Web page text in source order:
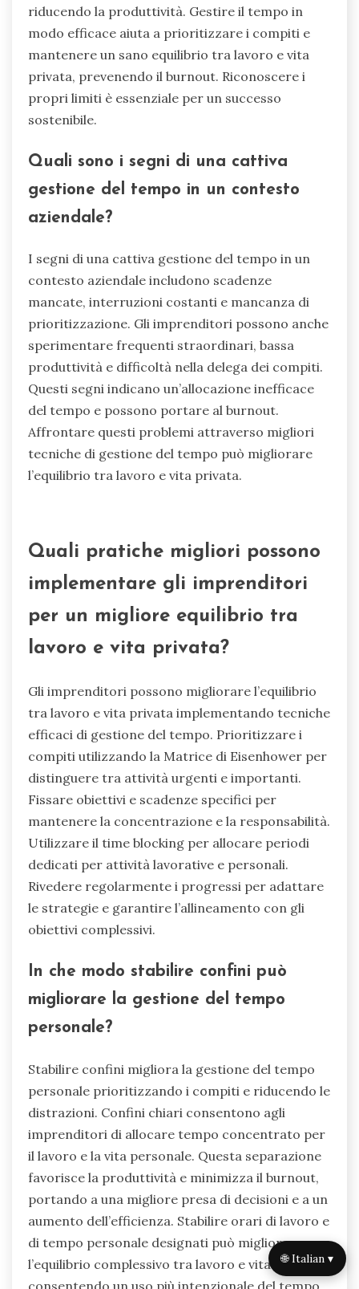
riducendo la produttività. Gestire il tempo in
modo efficace aiuta a prioritizzare i compiti e
mantenere un sano equilibrio tra lavoro e vita
privata, prevenendo il burnout. Riconoscere i
propri limiti è essenziale per un successo
sostenibile.
Quali sono i segni di una cattiva
gestione del tempo in un contesto
aziendale?
I segni di una cattiva gestione del tempo in un
contesto aziendale includono scadenze
mancate, interruzioni costanti e mancanza di
prioritizzazione. Gli imprenditori possono anche
sperimentare frequenti straordinari, bassa
produttività e difficoltà nella delega dei compiti.
Questi segni indicano un’allocazione inefficace
del tempo e possono portare al burnout.
Affrontare questi problemi attraverso migliori
tecniche di gestione del tempo può migliorare
l’equilibrio tra lavoro e vita privata.
Quali pratiche migliori possono
implementare gli imprenditori
per un migliore equilibrio tra
lavoro e vita privata?
Gli imprenditori possono migliorare l’equilibrio
tra lavoro e vita privata implementando tecniche
efficaci di gestione del tempo. Prioritizzare i
compiti utilizzando la Matrice di Eisenhower per
distinguere tra attività urgenti e importanti.
Fissare obiettivi e scadenze specifici per
mantenere la concentrazione e la responsabilità.
Utilizzare il time blocking per allocare periodi
dedicati per attività lavorative e personali.
Rivedere regolarmente i progressi per adattare
le strategie e garantire l’allineamento con gli
obiettivi complessivi.
In che modo stabilire confini può
migliorare la gestione del tempo
personale?
Stabilire confini migliora la gestione del tempo
personale prioritizzando i compiti e riducendo le
distrazioni. Confini chiari consentono agli
imprenditori di allocare tempo concentrato per
il lavoro e la vita personale. Questa separazione
favorisce la produttività e minimizza il burnout,
portando a una migliore presa di decisioni e a un
aumento dell’efficienza. Stabilire orari di lavoro e
di tempo personale designati può migliorare
l’equilibrio complessivo tra lavoro e vita privata,
consentendo un uso più intenzionale del tempo.
🌐 Italian ▾